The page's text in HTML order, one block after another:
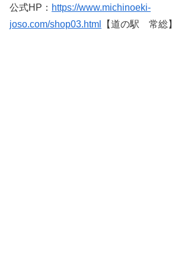
公式HP： https://www.michinoeki-
joso.com/shop03.html
【道の駅 常総】